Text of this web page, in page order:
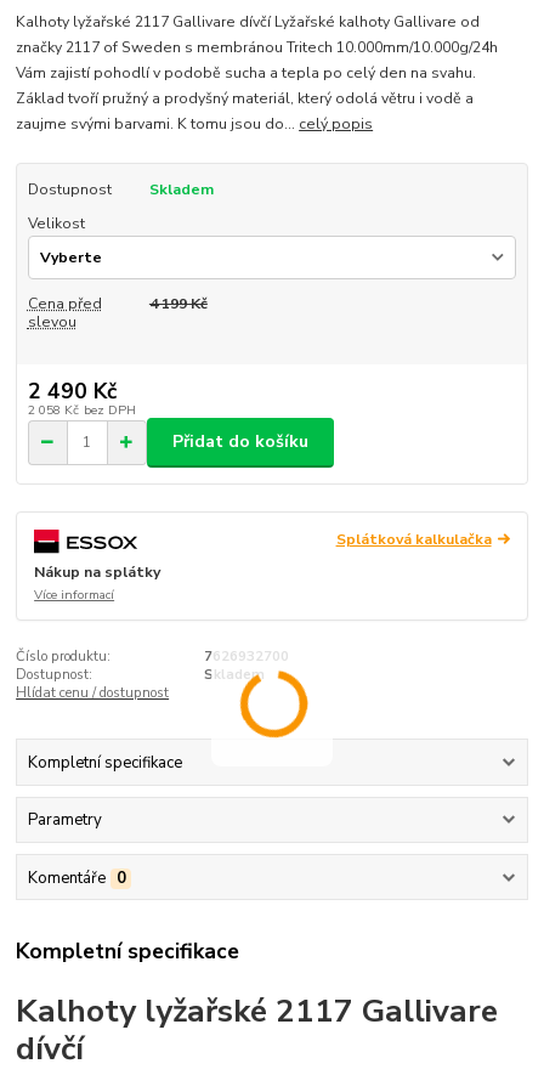
Kalhoty lyžařské 2117 Gallivare dívčí Lyžařské kalhoty Gallivare od
značky 2117 of Sweden s membránou Tritech 10.000mm/10.000g/24h
Vám zajistí pohodlí v podobě sucha a tepla po celý den na svahu.
Základ tvoří pružný a prodyšný materiál, který odolá větru i vodě a
zaujme svými barvami. K tomu jsou do... celý popis
Dostupnost
Skladem
Velikost
Cena před
slevou
4 199 Kč
2 490 Kč
2 058 Kč bez DPH
Přidat do košíku
Splátková kalkulačka
Nákup na splátky
Více informací
Číslo produktu:
7626932700
Dostupnost:
Skladem
Hlídat cenu / dostupnost
Kompletní specifikace
Parametry
Komentáře 0
Kompletní specifikace
Kalhoty lyžařské 2117 Gallivare
dívčí